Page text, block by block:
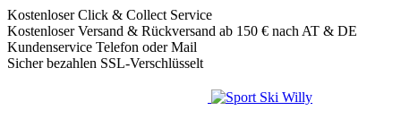
Kostenloser Click & Collect Service
Kostenloser Versand & Rückversand ab 150 € nach AT & DE
Kundenservice Telefon oder Mail
Sicher bezahlen SSL-Verschlüsselt